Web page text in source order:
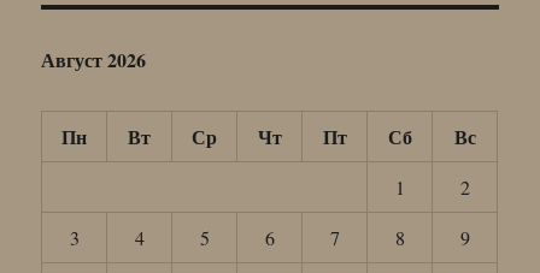
Август 2026
Пн Вт Ср Чт Пт Сб Вс
1
2
3
4 5 6 7 8
9